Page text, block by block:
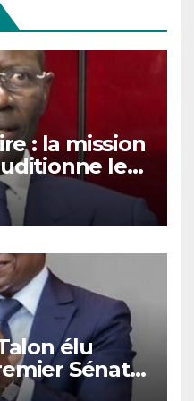
: la mission
le
Camara.
élu
Sénat